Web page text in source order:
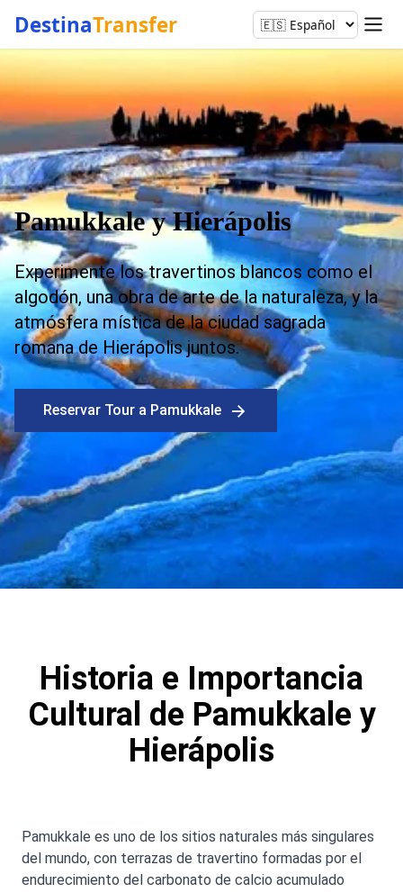
DestinaTransfer
Pamukkale y Hierápolis
Experimente los travertinos blancos como el
algodón, una obra de arte de la naturaleza, y la
atmósfera mística de la ciudad sagrada
romana de Hierápolis juntos.
Reservar Tour a Pamukkale
Historia e Importancia
Cultural de Pamukkale y
Hierápolis
Pamukkale es uno de los sitios naturales más singulares
del mundo, con terrazas de travertino formadas por el
endurecimiento del carbonato de calcio acumulado